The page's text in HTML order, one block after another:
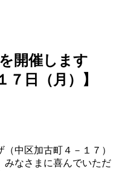
開催します
７日（月）】
中区加古町４－１７）
みなさまに喜んでいただ